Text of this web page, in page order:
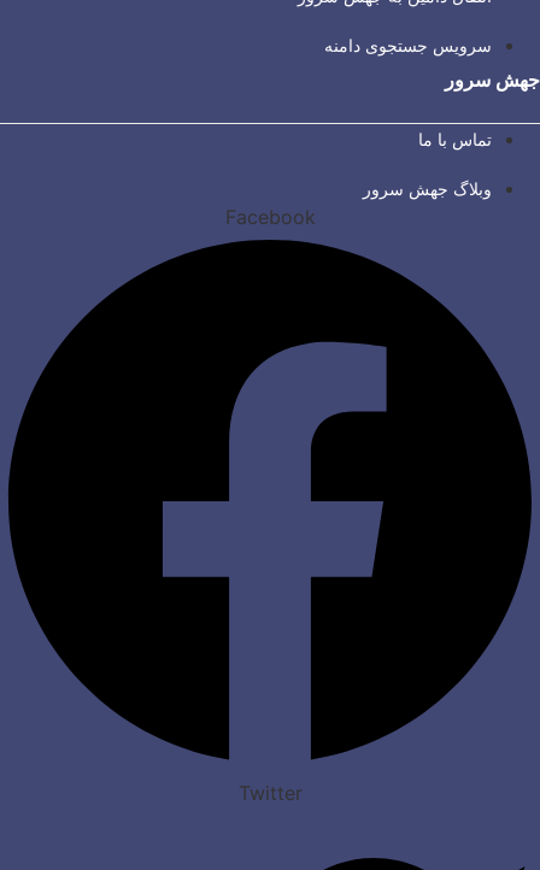
سرویس جستجوی دامنه
جهش سرور
تماس با ما
وبلاگ جهش سرور
Facebook
Twitter